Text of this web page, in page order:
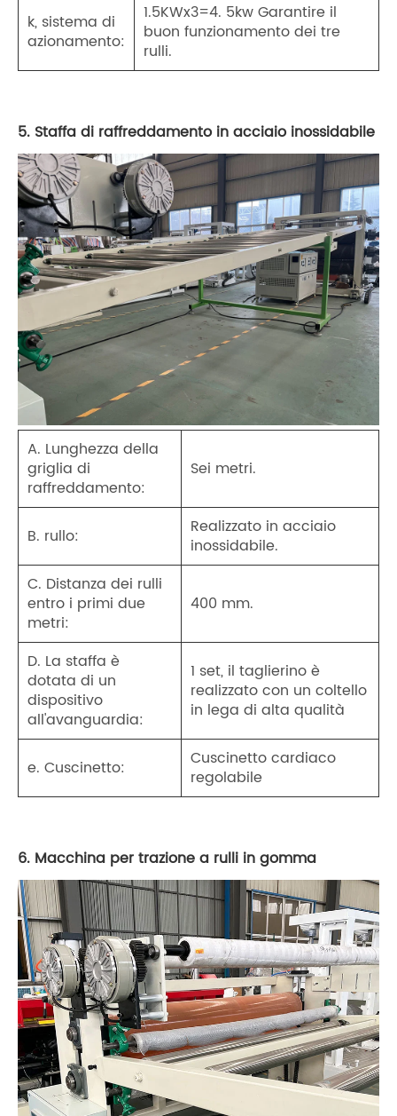
k, sistema di
azionamento:
1.5KWx3=4. 5kw Garantire il
buon funzionamento dei tre
rulli.
5. Staffa di raffreddamento in acciaio inossidabile
A. Lunghezza della
griglia di
raffreddamento:
Sei metri.
B. rullo:
Realizzato in acciaio
inossidabile.
C. Distanza dei rulli
entro i primi due
metri:
400 mm.
D. La staffa è
dotata di un
dispositivo
all'avanguardia:
1 set, il taglierino è
realizzato con un coltello
in lega di alta qualità
e. Cuscinetto:
Cuscinetto cardiaco
regolabile
6. Macchina per trazione a rulli in gomma